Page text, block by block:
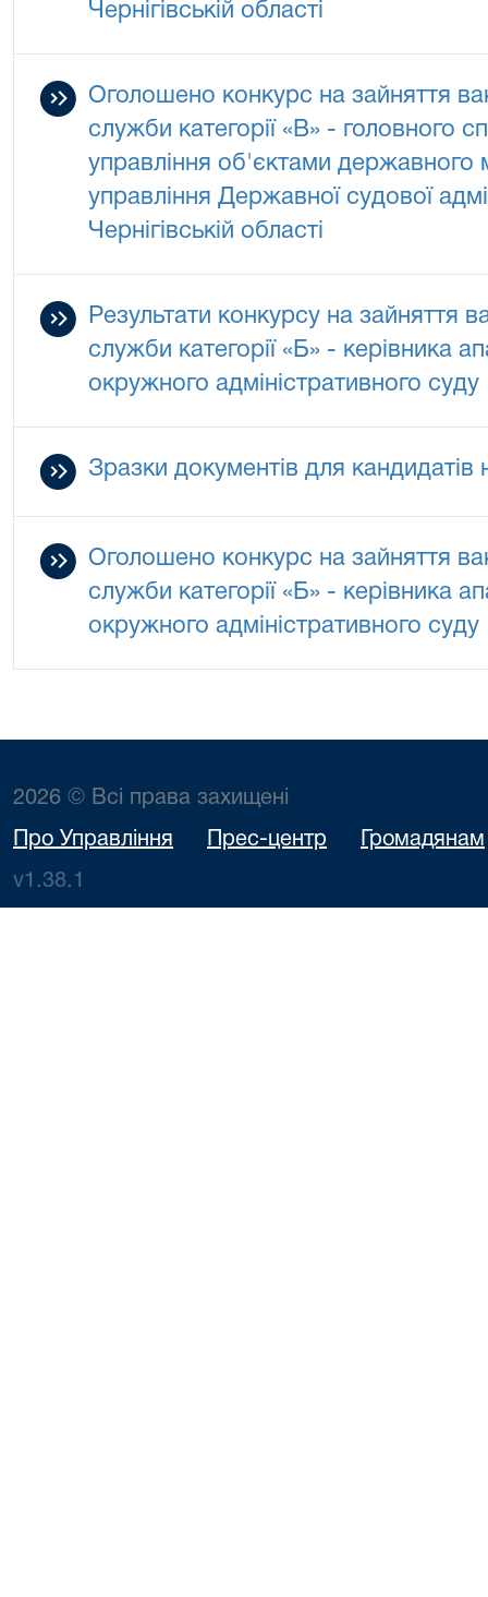
Чернігівській області
Оголошено конкурс на зайняття
служби категорії «В» - головного
управління об'єктами державного
управління Державної судової
Чернігівській області
Результати конкурсу на зайняття
служби категорії «Б» - керівника
окружного адміністративного суду
Зразки документів для кандидатів
Оголошено конкурс на зайняття
служби категорії «Б» - керівника
окружного адміністративного суду
2026 © Всі права захищені
Про Управління Прес-центр Громадянам
v1.38.1